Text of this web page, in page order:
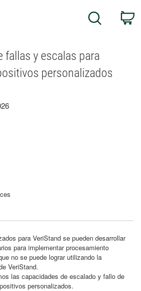
Search
fallas y escalas para
personalizados
para VeriStand se pueden desarrollar
para implementar procesamiento
no se puede lograr utilizando la
VeriStand.
las capacidades de escalado y fallo de
personalizados.